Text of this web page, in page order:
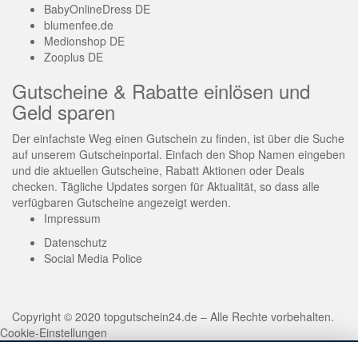
BabyOnlineDress DE
blumenfee.de
Medionshop DE
Zooplus DE
Gutscheine & Rabatte einlösen und
Geld sparen
Der einfachste Weg einen Gutschein zu finden, ist über die Suche
auf unserem Gutscheinportal. Einfach den Shop Namen eingeben
und die aktuellen Gutscheine, Rabatt Aktionen oder Deals
checken. Tägliche Updates sorgen für Aktualität, so dass alle
verfügbaren Gutscheine angezeigt werden.
Impressum
Datenschutz
Social Media Police
Copyright © 2020 topgutschein24.de – Alle Rechte vorbehalten.
Cookie-Einstellungen